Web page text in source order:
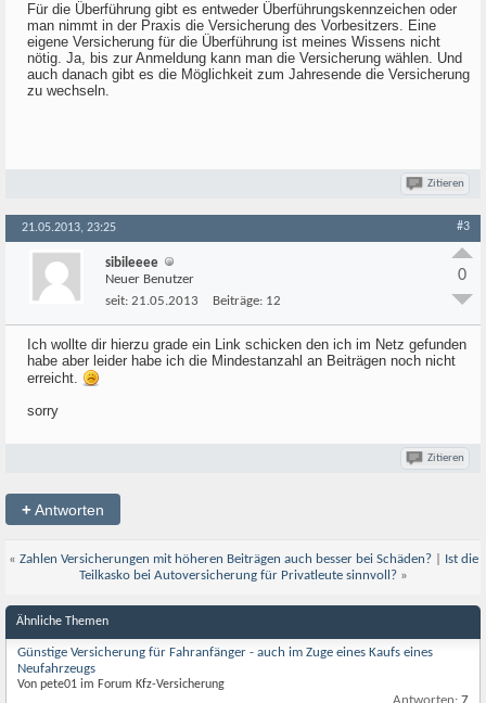
Für die Überführung gibt es entweder Überführungskennzeichen oder
man nimmt in der Praxis die Versicherung des Vorbesitzers. Eine
eigene Versicherung für die Überführung ist meines Wissens nicht
nötig. Ja, bis zur Anmeldung kann man die Versicherung wählen. Und
auch danach gibt es die Möglichkeit zum Jahresende die Versicherung
zu wechseln.
Zitieren
21.05.2013, 23:25 #3
sibileeee
Neuer Benutzer
seit: 21.05.2013 Beiträge: 12
0
Ich wollte dir hierzu grade ein Link schicken den ich im Netz gefunden
habe aber leider habe ich die Mindestanzahl an Beiträgen noch nicht
erreicht.
sorry
Zitieren
+Antworten
« Zahlen Versicherungen mit höheren Beiträgen auch besser bei Schäden?|
Ist die
Teilkasko bei Autoversicherung für Privatleute sinnvoll? »
Ähnliche Themen
Günstige Versicherung für Fahranfänger - auch im Zuge eines Kaufs eines
Neufahrzeugs
Von pete01 im Forum Kfz-Versicherung